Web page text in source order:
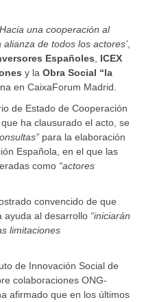
una cooperación al
de todos los actores’,
Españoles
ICEX
y la Obra Social “la
en CaixaForum Madrid.
de Estado de Cooperación
ha clausurado el acto, se
para la elaboración
Española, en el que las
como “actores
convencido de que
ayuda al desarrollo “iniciarán
limitaciones
de Innovación Social de
colaboraciones ONG-
afirmado que en los últimos